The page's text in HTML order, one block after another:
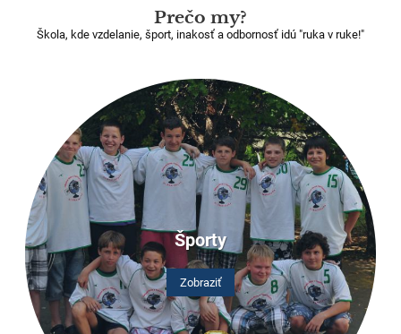
Prečo my?
Škola, kde vzdelanie, šport, inakosť a odbornosť idú "ruka v ruke!"
Športy
Zobraziť